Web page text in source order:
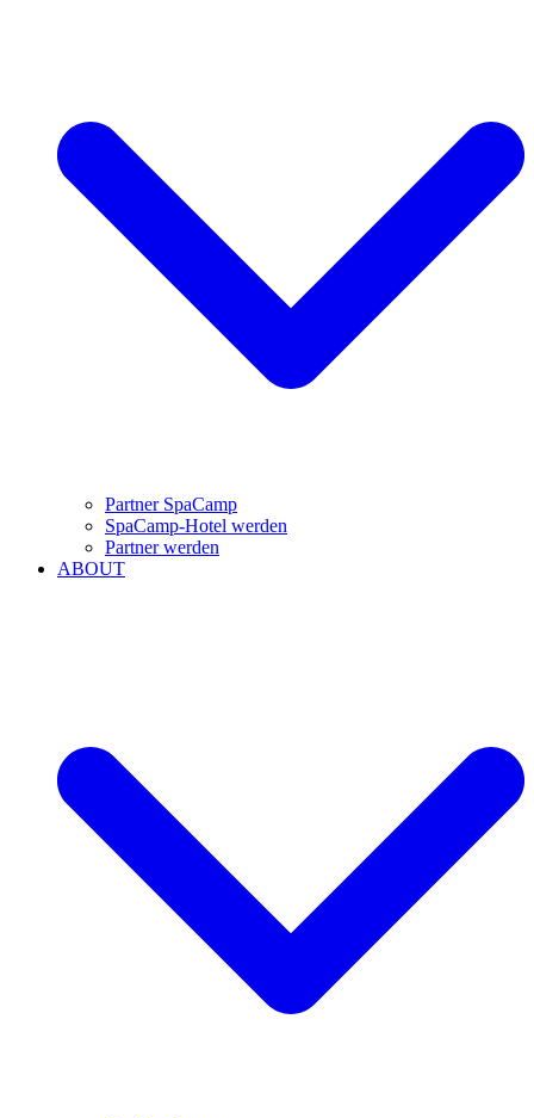
Partner SpaCamp
SpaCamp-Hotel werden
Partner werden
ABOUT